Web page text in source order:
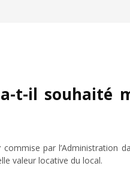
t-il souhaité
commise par l’Administration
valeur locative du local.